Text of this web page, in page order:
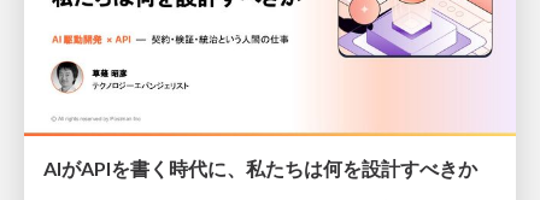
AIがAPIを書く時代に、私たちは何を設計すべきか